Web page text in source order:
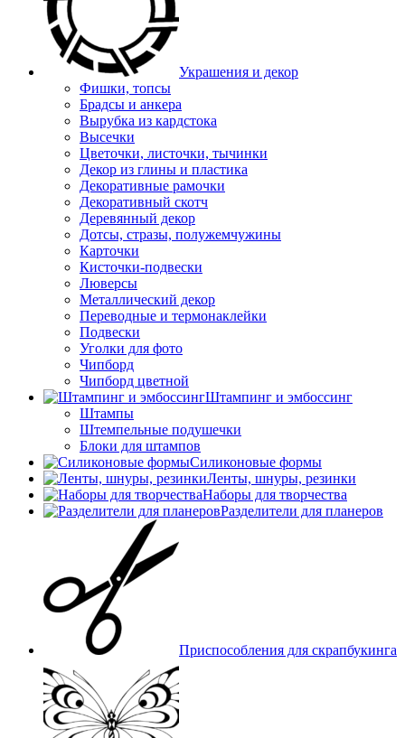
Украшения и декор
Фишки, топсы
Брадсы и анкера
Вырубка из кардстока
Высечки
Цветочки, листочки, тычинки
Декор из глины и пластика
Декоративные рамочки
Декоративный скотч
Деревянный декор
Дотсы, стразы, полужемчужины
Карточки
Кисточки-подвески
Люверсы
Металлический декор
Переводные и термонаклейки
Подвески
Уголки для фото
Чипборд
Чипборд цветной
Штампинг и эмбоссинг
Штампы
Штемпельные подушечки
Блоки для штампов
Силиконовые формы
Ленты, шнуры, резинки
Наборы для творчества
Разделители для планеров
Приспособления для скрапбукинга